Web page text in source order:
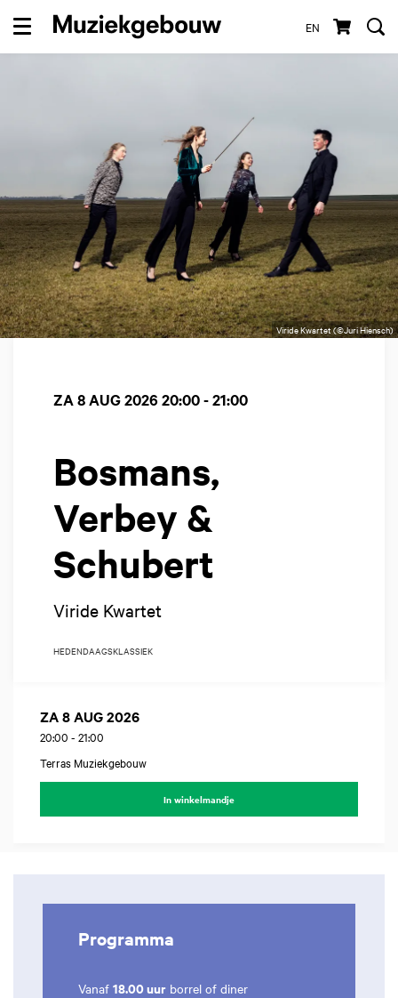
EN
Menu
Viride Kwartet (©Juri Hiensch)
Bosmans,
Verbey &
Schubert
Viride Kwartet
ZA 8 AUG 2026 20:00 - 21:00
HEDENDAAGSKLASSIEK
ZA 8 AUG 2026
20:00 - 21:00
Terras Muziekgebouw
In winkelmandje
Programma
Vanaf 18.00 uur borrel of diner